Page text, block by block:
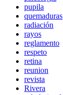
pupila
quemaduras
radiación
rayos
reglamento
respeto
retina
reunion
revista
Rivera